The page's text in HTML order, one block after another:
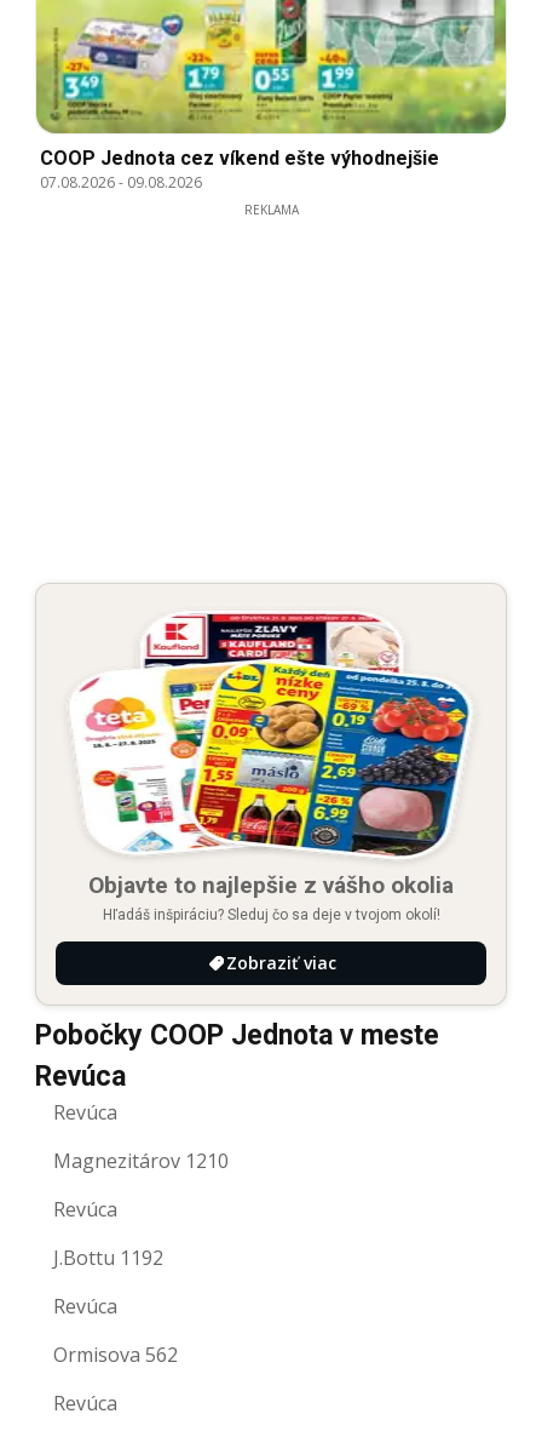
COOP Jednota cez víkend ešte výhodnejšie
07.08.2026- 09.08.2026
REKLAMA
Objavte to najlepšie z vášho okolia
Hľadáš inšpiráciu? Sleduj čo sa deje v tvojom okolí!
Zobraziť viac
Pobočky COOP Jednota v meste
Revúca
Revúca
Magnezitárov 1210
Revúca
J.Bottu 1192
Revúca
Ormisova 562
Revúca